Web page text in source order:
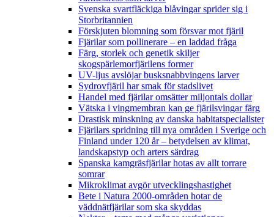
Svenska svartfläckiga blåvingar sprider sig i
Storbritannien
Förskjuten blomning som försvar mot fjäril
Fjärilar som pollinerare – en laddad fråga
Färg, storlek och genetik skiljer
skogspärlemorfjärilens former
UV-ljus avslöjar busksnabbvingens larver
Sydrovfjäril har smak för stadslivet
Handel med fjärilar omsätter miljontals dollar
Vätska i vingmembran kan ge fjärilsvingar färg
Drastisk minskning av danska habitatspecialister
Fjärilars spridning till nya områden i Sverige och
Finland under 120 år– betydelsen av klimat,
landskapstyp och arters särdrag
Spanska kamgräsfjärilar hotas av allt torrare
somrar
Mikroklimat avgör utvecklingshastighet
Bete i Natura 2000-områden hotar de
väddnätfjärilar som ska skyddas